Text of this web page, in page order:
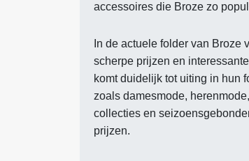
accessoires die Broze zo
In de actuele folder van
scherpe prijzen en
komt duidelijk tot uiting in hun
zoals damesmode,
collecties en
prijzen.